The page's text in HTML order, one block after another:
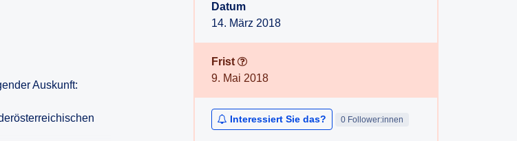
Auskunft:
Datum
14. März 2018
Frist
9. Mai 2018
Interessiert Sie das? 0 Follower:innen